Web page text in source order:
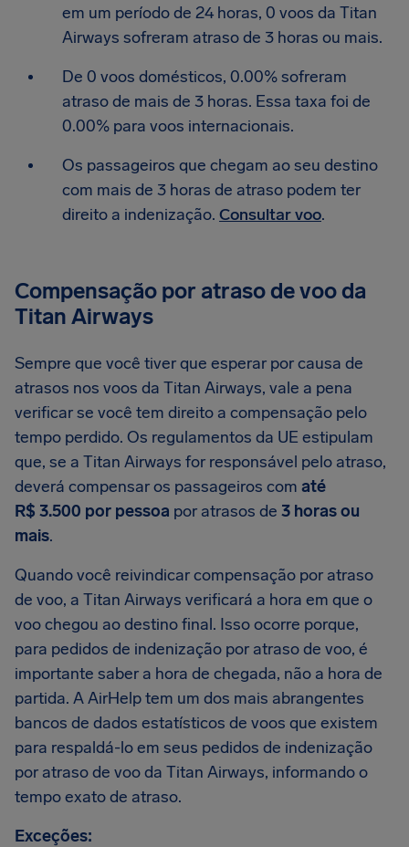
em um período de 24 horas, 0 voos da Titan
Airways sofreram atraso de 3 horas ou mais.
De 0 voos domésticos, 0.00% sofreram
atraso de mais de 3 horas. Essa taxa foi de
0.00% para voos internacionais.
Os passageiros que chegam ao seu destino
com mais de 3 horas de atraso podem ter
direito a indenização. Consultar voo.
Compensação por atraso de voo da
Titan Airways
Sempre que você tiver que esperar por causa de
atrasos nos voos da Titan Airways, vale a pena
verificar se você tem direito a compensação pelo
tempo perdido. Os regulamentos da UE estipulam
que, se a Titan Airways for responsável pelo atraso,
deverá compensar os passageiros com até
R$ 3.500 por pessoa por atrasos de 3 horas ou
mais.
Quando você reivindicar compensação por atraso
de voo, a Titan Airways verificará a hora em que o
voo chegou ao destino final. Isso ocorre porque,
para pedidos de indenização por atraso de voo, é
importante saber a hora de chegada, não a hora de
partida. A AirHelp tem um dos mais abrangentes
bancos de dados estatísticos de voos que existem
para respaldá-lo em seus pedidos de indenização
por atraso de voo da Titan Airways, informando o
tempo exato de atraso.
Exceções: